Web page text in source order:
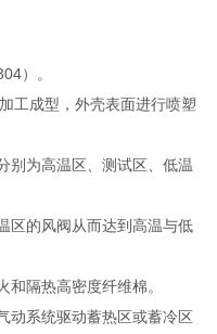
）。
工成型，外壳表面进行喷塑
别为高温区、测试区、低温
区的风阀从而达到高温与低
隔热高密度纤维棉。
动系统驱动蓄热区或蓄冷区